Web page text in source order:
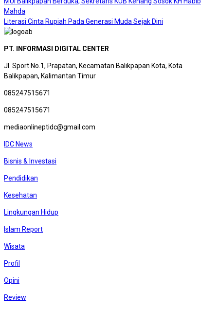
Mahda
Literasi Cinta Rupiah Pada Generasi Muda Sejak Dini
PT. INFORMASI DIGITAL CENTER
Jl. Sport No.1, Prapatan, Kecamatan Balikpapan Kota, Kota
Balikpapan, Kalimantan Timur
085247515671
085247515671
mediaonlineptidc@gmail.com
IDC News
Bisnis & Investasi
Pendidikan
Kesehatan
Lingkungan Hidup
Islam Report
Wisata
Profil
Opini
Review